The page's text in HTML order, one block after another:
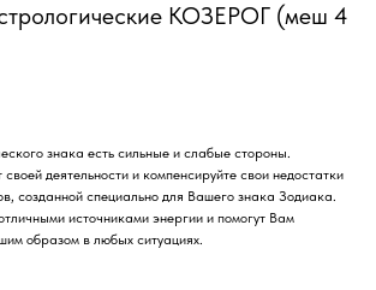
КОЗЕРОГ (меш 4
знака есть сильные и слабые стороны.
деятельности и компенсируйте свои недостатки
созданной специально для Вашего знака Зодиака.
источниками энергии и помогут Вам
образом в любых ситуациях.